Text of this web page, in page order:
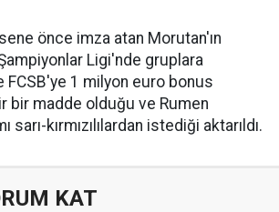
önce imza atan Morutan'ın
Ligi'nde gruplara
FCSB'ye 1 milyon euro bonus
bir madde olduğu ve Rumen
sarı-kırmızılılardan istediği aktarıldı.
KAT